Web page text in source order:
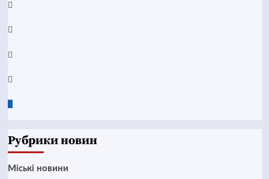
YouTube
Telegram
Instagram
Twitter
Google
Рубрики новин
Mіські новини